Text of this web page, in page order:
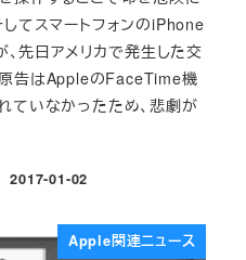
してスマートフォンのiPhone
先日アメリカで発生した交
告はAppleのFaceTime機
ていなかったため、悲劇が
投稿日
2017-01-02
Apple関連ニュース